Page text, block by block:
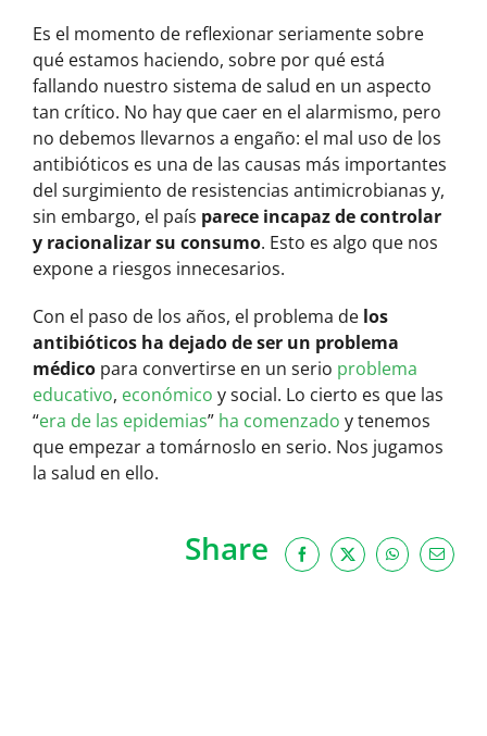
Es el momento de reflexionar seriamente sobre
qué estamos haciendo, sobre por qué está
fallando nuestro sistema de salud en un aspecto
tan crítico. No hay que caer en el alarmismo, pero
no debemos llevarnos a engaño: el mal uso de los
antibióticos es una de las causas más importantes
del surgimiento de resistencias antimicrobianas y,
sin embargo, el país parece incapaz de controlar
y racionalizar su consumo. Esto es algo que nos
expone a riesgos innecesarios.
Con el paso de los años, el problema de los
antibióticos ha dejado de ser un problema
médico para convertirse en un serio problema
educativo, económico y social. Lo cierto es que las
“era de las epidemias” ha comenzado y tenemos
que empezar a tomárnoslo en serio. Nos jugamos
la salud en ello.
Share Facebook
X WhatsApp
Email